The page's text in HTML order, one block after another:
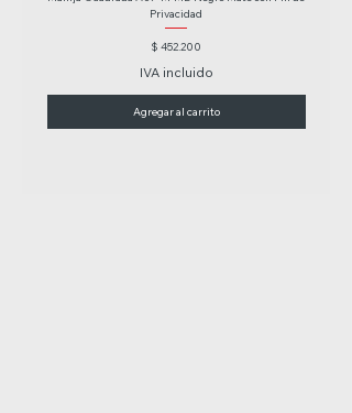
Privacidad
Precio
$ 452.200
IVA incluido
Agregar al carrito